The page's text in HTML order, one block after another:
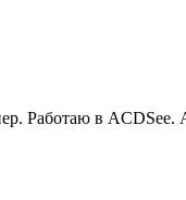
Работаю в